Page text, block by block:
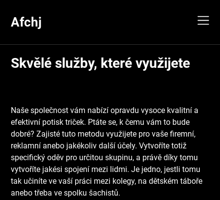
content
Afchj
Skvělé služby, které využijete
Naše společnost vám nabízí opravdu vysoce kvalitní a
efektivní potisk triček. Ptáte se, k čemu vám to bude
dobré? Zajisté tuto metodu využijete pro vaše firemní,
reklamní anebo jakékoliv další účely. Vytvoříte totiž
specifický oděv pro určitou skupinu, a právě díky tomu
vytvoříte jakési spojení mezi lidmi. Je jedno, jestli tomu
tak učiníte ve vaší práci mezi kolegy, na dětském táboře
anebo třeba ve spolku šachistů.